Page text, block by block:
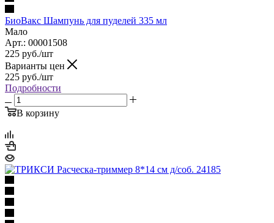
БиоВакс Шампунь для пуделей 335 мл
Мало
Арт.: 00001508
225 руб./шт
Варианты цен
225 руб./шт
Подробности
В корзину